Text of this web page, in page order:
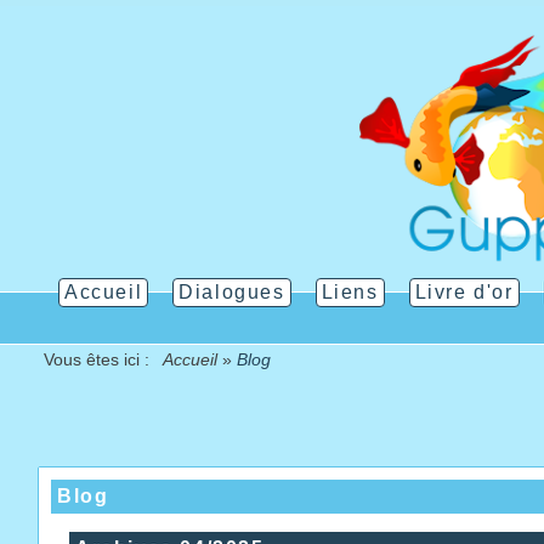
Accueil Dialogues Liens Livre d'or
Vous êtes ici : Accueil» Blog
Blog